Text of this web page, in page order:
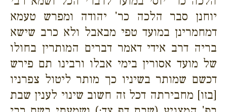
יוחנן סבר הלכה כר' יהודה ומפרש טעמא
דמחמרינן במועד טפי מבאבל ולא כרב שישא
בריה דרב אידי דאמר דברים המותרין בחולו
של מועד אסורין בימי אבלו ורבינו תם פירש
דכשם שמותר בשיניו כך מותר ליטול צפרניו
[בזו] מחבירתה דכל זה חשוב שינוי לענין שבת